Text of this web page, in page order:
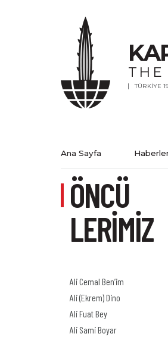
THE
TÜRKİYE
Ana Sayfa
ÖNCÜ
LERİMİZ
Ali Cemal Ben’im
Ali (Ekrem) Dino
Ali Fuat Bey
Ali Sami Boyar